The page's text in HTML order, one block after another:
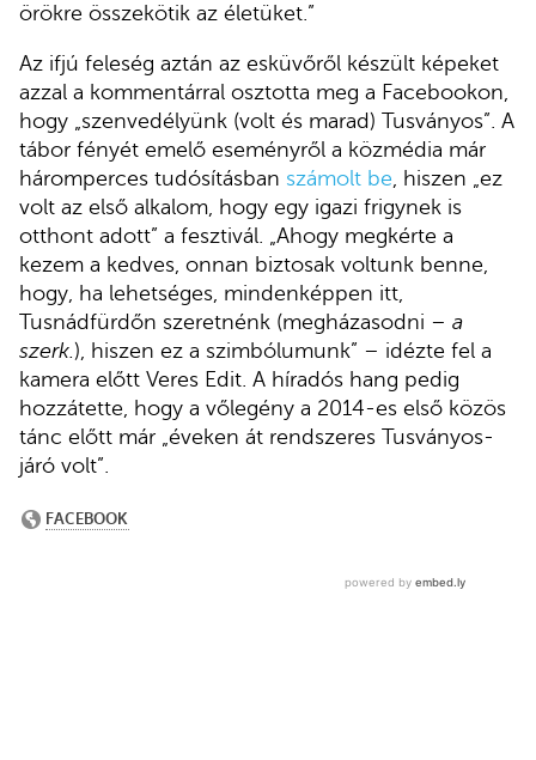
örökre összekötik az életüket.”
Az ifjú feleség aztán az esküvőről készült képeket
azzal a kommentárral osztotta meg a Facebookon,
hogy „szenvedélyünk (volt és marad) Tusványos”. A
tábor fényét emelő eseményről a közmédia már
háromperces tudósításban számolt be, hiszen „ez
volt az első alkalom, hogy egy igazi frigynek is
otthont adott” a fesztivál. „Ahogy megkérte a
kezem a kedves, onnan biztosak voltunk benne,
hogy, ha lehetséges, mindenképpen itt,
Tusnádfürdőn szeretnénk (megházasodni – a
szerk.), hiszen ez a szimbólumunk” – idézte fel a
kamera előtt Veres Edit. A híradós hang pedig
hozzátette, hogy a vőlegény a 2014-es első közös
tánc előtt már „éveken át rendszeres Tusványos-
járó volt”.